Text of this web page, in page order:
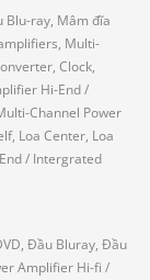
Blu-ray, Mâm đĩa
Multi-
Clock,
Hi-End/
Channel Power
Loa Center, Loa
/ Intergrated
Đầu Bluray, Đầu
Amplifier Hi-fi /